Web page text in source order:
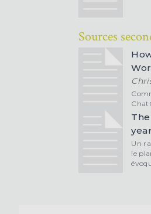
Sources
year
Un
le